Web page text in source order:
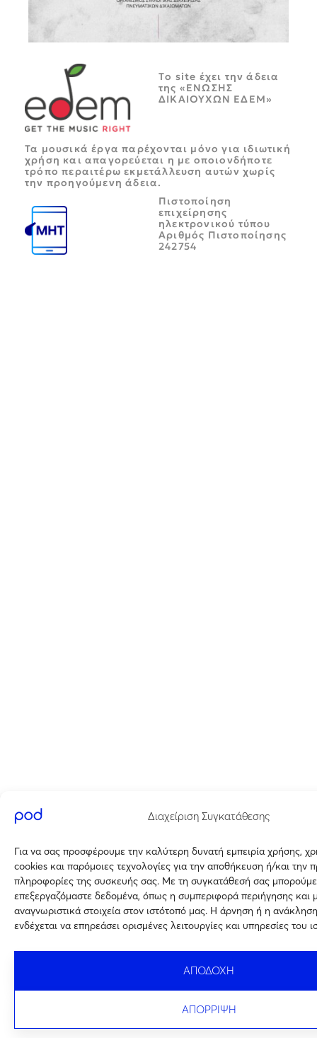
Διαχείριση Συγκατάθεσης
Για να σας προσφέρουμε την καλύτερη δυνατή εμπειρία χρήσης,
cookies και παρόμοιες τεχνολογίες για την αποθήκευση ή/και την
πληροφορίες της συσκευής σας. Με τη συγκατάθεσή σας
επεξεργαζόμαστε δεδομένα, όπως η συμπεριφορά περιήγησης και
αναγνωριστικά στοιχεία στον ιστότοπό μας. Η άρνηση ή η
ενδέχεται να επηρεάσει ορισμένες λειτουργίες και υπηρεσίες του
ΑΠΟΔΟΧΗ
ΑΠΟΡΡΙΨΗ
Tο site έχει την άδεια
της «ΕΝΩΣΗΣ
ΔΙΚΑΙΟΥΧΩΝ ΕΔΕΜ»
Τα μουσικά έργα παρέχονται μόνο για ιδιωτική
χρήση και απαγορεύεται η με οποιονδήποτε
τρόπο περαιτέρω εκμετάλλευση αυτών χωρίς
την προηγούμενη άδεια.
Πιστοποίηση
επιχείρησης
ηλεκτρονικού τύπου
Αριθμός Πιστοποίησης
242754